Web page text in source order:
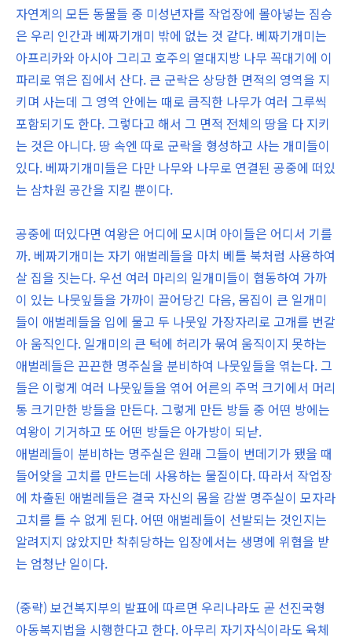
자연계의 모든 동물들 중 미성년자를 작업장에 몰아넣는 짐승
은 우리 인간과 베짜기개미 밖에 없는 것 같다. 베짜기개미는
아프리카와 아시아 그리고 호주의 열대지방 나무 꼭대기에 이
파리로 엮은 집에서 산다. 큰 군락은 상당한 면적의 영역을 지
키며 사는데 그 영역 안에는 때로 큼직한 나무가 여러 그루씩
포함되기도 한다. 그렇다고 해서 그 면적 전체의 땅을 다 지키
는 것은 아니다. 땅 속엔 따로 군락을 형성하고 사는 개미들이
있다. 베짜기개미들은 다만 나무와 나무로 연결된 공중에 떠있
는 삼차원 공간을 지킬 뿐이다.
공중에 떠있다면 여왕은 어디에 모시며 아이들은 어디서 기를
까. 베짜기개미는 자기 애벌레들을 마치 베틀 북처럼 사용하여
살 집을 짓는다. 우선 여러 마리의 일개미들이 협동하여 가까
이 있는 나뭇잎들을 가까이 끌어당긴 다음, 몸집이 큰 일개미
들이 애벌레들을 입에 물고 두 나뭇잎 가장자리로 고개를 번갈
아 움직인다. 일개미의 큰 턱에 허리가 묶여 움직이지 못하는
애벌레들은 끈끈한 명주실을 분비하여 나뭇잎들을 엮는다. 그
들은 이렇게 여러 나뭇잎들을 엮어 어른의 주먹 크기에서 머리
통 크기만한 방들을 만든다. 그렇게 만든 방들 중 어떤 방에는
여왕이 기거하고 또 어떤 방들은 아가방이 되낟.
애벌레들이 분비하는 명주실은 원래 그들이 번데기가 됐을 때
들어앚을 고치를 만드는데 사용하는 물질이다. 따라서 작업장
에 차출된 애벌레들은 결국 자신의 몸을 감쌀 명주실이 모자라
고치를 틀 수 없게 된다. 어떤 애벌레들이 선발되는 것인지는
알려지지 않았지만 착취당하는 입장에서는 생명에 위협을 받
는 엄청난 일이다.
(중략) 보건복지부의 발표에 따르면 우리나라도 곧 선진국형
아동복지법을 시행한다고 한다. 아무리 자기자식이라도 육체